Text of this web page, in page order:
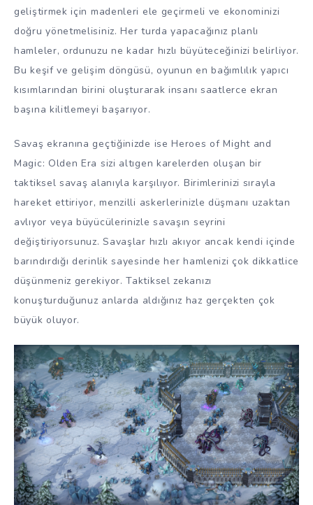
geliştirmek için madenleri ele geçirmeli ve ekonominizi
doğru yönetmelisiniz. Her turda yapacağınız planlı
hamleler, ordunuzu ne kadar hızlı büyüteceğinizi belirliyor.
Bu keşif ve gelişim döngüsü, oyunun en bağımlılık yapıcı
kısımlarından birini oluşturarak insanı saatlerce ekran
başına kilitlemeyi başarıyor.
Savaş ekranına geçtiğinizde ise Heroes of Might and
Magic: Olden Era sizi altıgen karelerden oluşan bir
taktiksel savaş alanıyla karşılıyor. Birimlerinizi sırayla
hareket ettiriyor, menzilli askerlerinizle düşmanı uzaktan
avlıyor veya büyücülerinizle savaşın seyrini
değiştiriyorsunuz. Savaşlar hızlı akıyor ancak kendi içinde
barındırdığı derinlik sayesinde her hamlenizi çok dikkatlice
düşünmeniz gerekiyor. Taktiksel zekanızı
konuşturduğunuz anlarda aldığınız haz gerçekten çok
büyük oluyor.